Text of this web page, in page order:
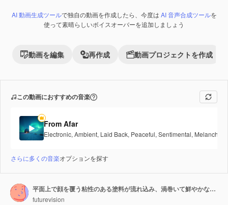
PremiumAI 生成コンテンツ
AI 動画生成ツールで独自の動画を作成したら、今度は AI 音声合成ツールを
使って素晴らしいボイスオーバーを追加しましょう
動画を編集 再作成 動画プロジェクトを作成
この動画におすすめの音楽
From Afar
Electronic, Ambient, Laid Back, Peaceful, Sentimental, Melancholic
さらに多くの音楽オプションを探す
平面上で顔を覆う粘性のある塗料が流れ込み、渦巻いて鮮やかな抽象的な流体アートになる。
futurevision